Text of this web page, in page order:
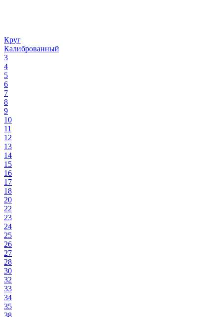
Круг
Калиброванный
3
4
5
6
7
8
9
10
11
12
13
14
15
16
17
18
20
22
23
24
25
26
27
28
30
32
33
34
35
38